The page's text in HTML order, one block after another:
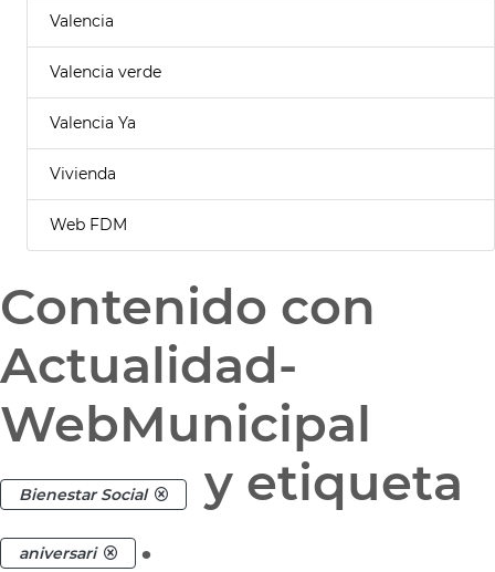
Valencia
Valencia verde
Valencia Ya
Vivienda
Web FDM
Contenido con
Actualidad-
WebMunicipal
Bienestar Social y etiqueta
aniversari .